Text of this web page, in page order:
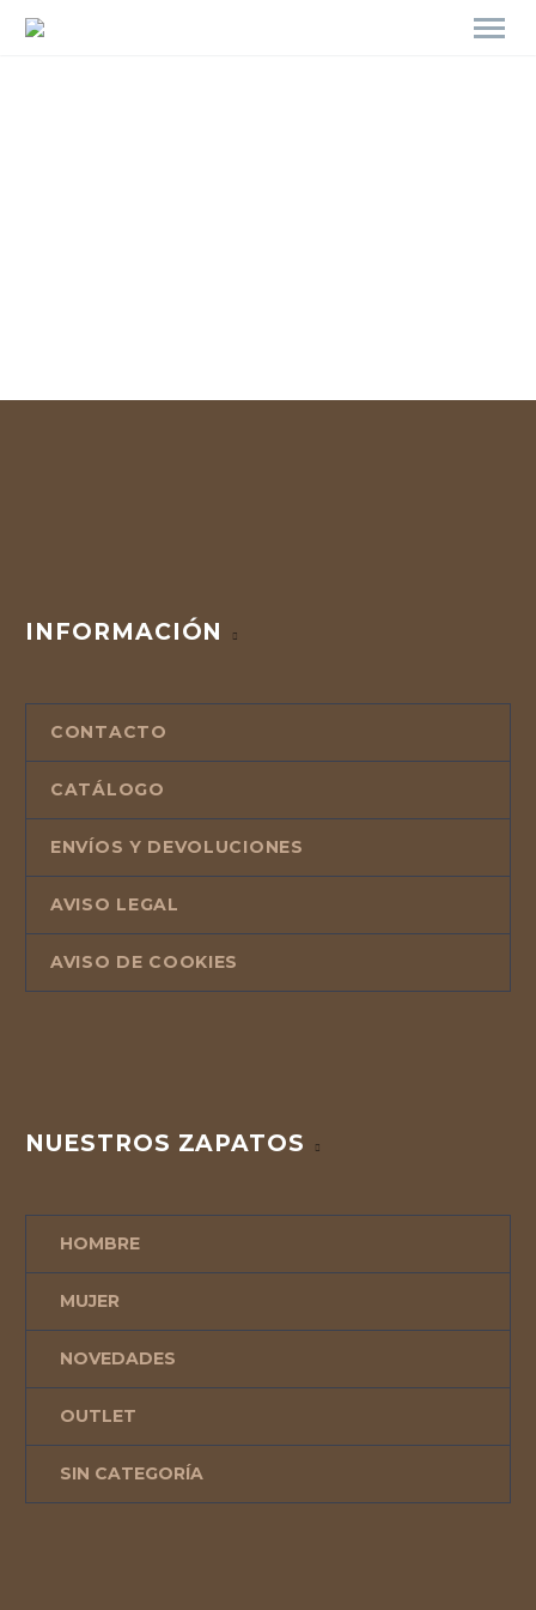
INFORMACIÓN
CONTACTO
CATÁLOGO
ENVÍOS Y DEVOLUCIONES
AVISO LEGAL
AVISO DE COOKIES
NUESTROS ZAPATOS
HOMBRE
MUJER
NOVEDADES
OUTLET
SIN CATEGORÍA